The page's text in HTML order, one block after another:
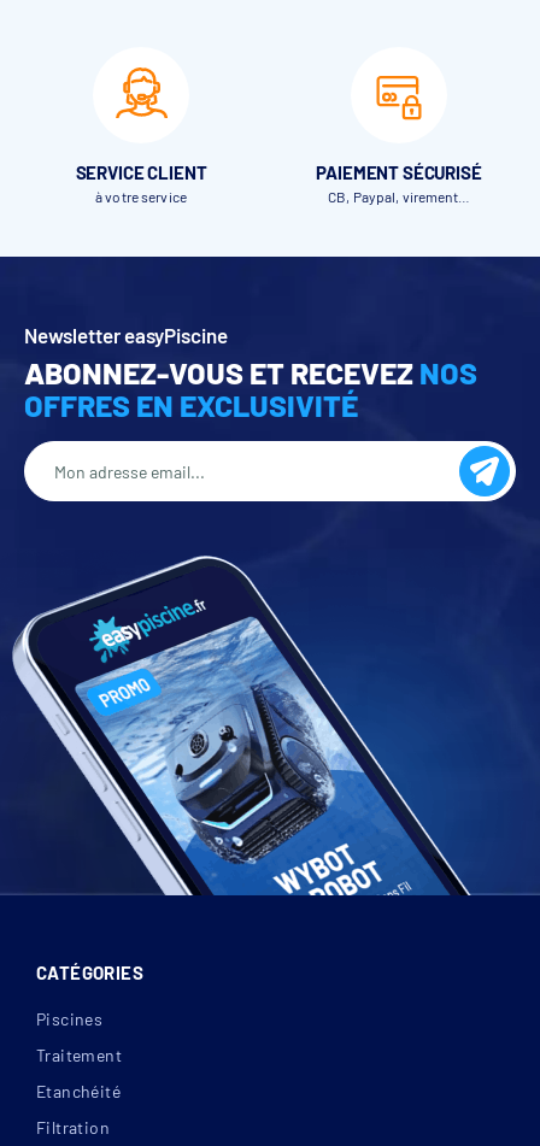
SERVICE CLIENT
à votre service
PAIEMENT SÉCURISÉ
CB, Paypal, virement…
Newsletter easyPiscine
ABONNEZ-VOUS ET RECEVEZ NOS
OFFRES EN EXCLUSIVITÉ
CATÉGORIES
Piscines
Traitement
Etanchéité
Filtration